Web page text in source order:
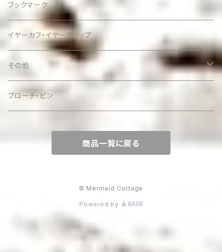
ブックマーク
イヤーカフ・イヤークリップ
その他
ケース
ブローチ・ピン
商品一覧に戻る
© Mermaid Cottage
Powered by